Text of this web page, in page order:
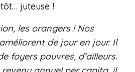
juteuse !
les orangers ! Nos
de jour en jour. Il
foyers pauvres, d’ailleurs.